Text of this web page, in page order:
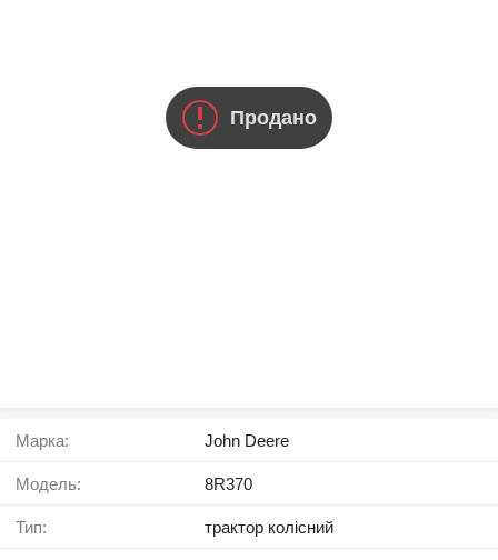
Продано
Марка: John Deere
Модель: 8R370
Тип: трактор колісний